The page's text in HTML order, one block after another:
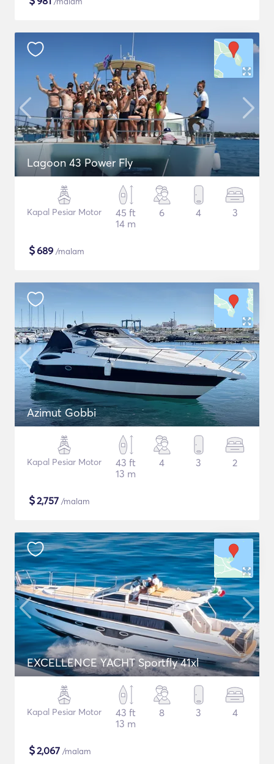
Lagoon 43 Power Fly
Kapal Pesiar Motor
45 ft
14 m
6 4 3
$689 /malam
Azimut Gobbi
Kapal Pesiar Motor
43 ft
13 m
4 3 2
$2,757 /malam
EXCELLENCE YACHT Sportfly 41xl
Kapal Pesiar Motor
43 ft
13 m
8 3 4
$2,067 /malam